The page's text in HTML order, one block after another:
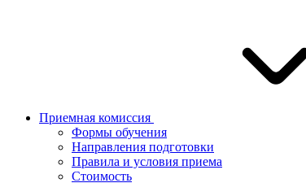
Приемная комиссия
Формы обучения
Направления подготовки
Правила и условия приема
Стоимость